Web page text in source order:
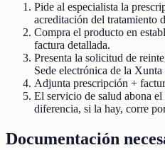
Pide al especialista la
acreditación del tratamiento
Compra el producto en
factura detallada.
Presenta la solicitud de
Sede electrónica de la
Adjunta prescripción +
El servicio de salud abona
diferencia, si la hay, corre
Documentación